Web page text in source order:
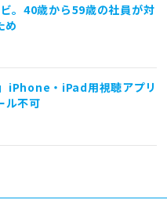
。40歳から59歳の社員が対
め
iPhone・iPad用視聴アプリ
ル不可